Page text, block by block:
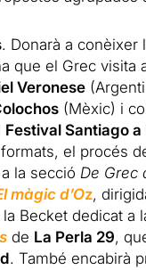
. Donarà a conèixer
que el Grec visita
Veronese
(Mèxic) i
Festival Santiago a
el procés
la seccióDe Grec
màgic d’Oz,
Becket dedicat a
de La Perla 29,
. També encabirà